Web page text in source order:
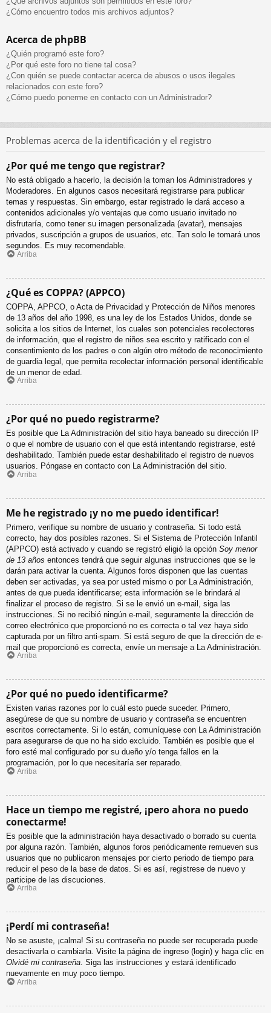
¿Cómo encuentro todos mis archivos adjuntos?
Acerca de phpBB
¿Quién programó este foro?
¿Por qué este foro no tiene tal cosa?
¿Con quién se puede contactar acerca de abusos o usos ilegales
relacionados con este foro?
¿Cómo puedo ponerme en contacto con un Administrador?
Problemas acerca de la identificación y el registro
¿Por qué me tengo que registrar?
No está obligado a hacerlo, la decisión la toman los Administradores y
Moderadores. En algunos casos necesitará registrarse para publicar
temas y respuestas. Sin embargo, estar registrado le dará acceso a
contenidos adicionales y/o ventajas que como usuario invitado no
disfrutaría, como tener su imagen personalizada (avatar), mensajes
privados, suscripción a grupos de usuarios, etc. Tan solo le tomará unos
segundos. Es muy recomendable.
Arriba
¿Qué es COPPA? (APPCO)
COPPA, APPCO, o Acta de Privacidad y Protección de Niños menores
de 13 años del año 1998, es una ley de los Estados Unidos, donde se
solicita a los sitios de Internet, los cuales son potenciales recolectores
de información, que el registro de niños sea escrito y ratificado con el
consentimiento de los padres o con algún otro método de reconocimiento
de guardia legal, que permita recolectar información personal identificable
de un menor de edad.
Arriba
¿Por qué no puedo registrarme?
Es posible que La Administración del sitio haya baneado su dirección IP
o que el nombre de usuario con el que está intentando registrarse, esté
deshabilitado. También puede estar deshabilitado el registro de nuevos
usuarios. Póngase en contacto con La Administración del sitio.
Arriba
Me he registrado ¡y no me puedo identificar!
Primero, verifique su nombre de usuario y contraseña. Si todo está
correcto, hay dos posibles razones. Si el Sistema de Protección Infantil
(APPCO) está activado y cuando se registró eligió la opción Soy menor
de 13 años entonces tendrá que seguir algunas instrucciones que se le
darán para activar la cuenta. Algunos foros disponen que las cuentas
deben ser activadas, ya sea por usted mismo o por La Administración,
antes de que pueda identificarse; esta información se le brindará al
finalizar el proceso de registro. Si se le envió un e-mail, siga las
instrucciones. Si no recibió ningún e-mail, seguramente la dirección de
correo electrónico que proporcionó no es correcta o tal vez haya sido
capturada por un filtro anti-spam. Si está seguro de que la dirección de e-
mail que proporcionó es correcta, envíe un mensaje a La Administración.
Arriba
¿Por qué no puedo identificarme?
Existen varias razones por lo cuál esto puede suceder. Primero,
asegúrese de que su nombre de usuario y contraseña se encuentren
escritos correctamente. Si lo están, comuníquese con La Administración
para asegurarse de que no ha sido excluido. También es posible que el
foro esté mal configurado por su dueño y/o tenga fallos en la
programación, por lo que necesitaría ser reparado.
Arriba
Hace un tiempo me registré, ¡pero ahora no puedo
conectarme!
Es posible que la administración haya desactivado o borrado su cuenta
por alguna razón. También, algunos foros periódicamente remueven sus
usuarios que no publicaron mensajes por cierto periodo de tiempo para
reducir el peso de la base de datos. Si es así, registrese de nuevo y
participe de las discuciones.
Arriba
¡Perdí mi contraseña!
No se asuste, ¡calma! Si su contraseña no puede ser recuperada puede
desactivarla o cambiarla. Visite la página de ingreso (login) y haga clic en
Olvidé mi contraseña. Siga las instrucciones y estará identificado
nuevamente en muy poco tiempo.
Arriba